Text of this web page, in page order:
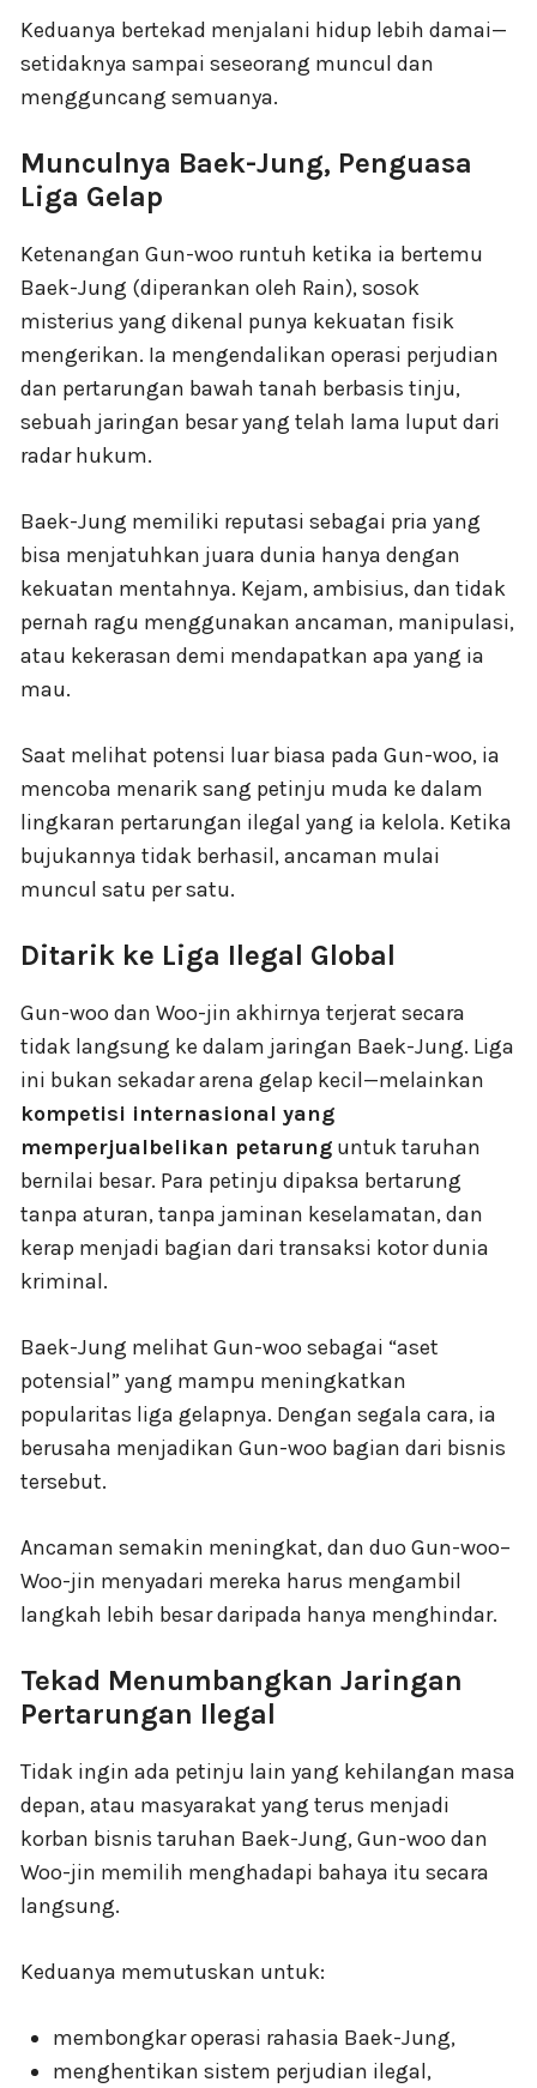
Keduanya bertekad menjalani hidup lebih damai—
setidaknya sampai seseorang muncul dan
mengguncang semuanya.
Munculnya Baek-Jung, Penguasa
Liga Gelap
Ketenangan Gun-woo runtuh ketika ia bertemu
Baek-Jung (diperankan oleh Rain), sosok
misterius yang dikenal punya kekuatan fisik
mengerikan. Ia mengendalikan operasi perjudian
dan pertarungan bawah tanah berbasis tinju,
sebuah jaringan besar yang telah lama luput dari
radar hukum.
Baek-Jung memiliki reputasi sebagai pria yang
bisa menjatuhkan juara dunia hanya dengan
kekuatan mentahnya. Kejam, ambisius, dan tidak
pernah ragu menggunakan ancaman, manipulasi,
atau kekerasan demi mendapatkan apa yang ia
mau.
Saat melihat potensi luar biasa pada Gun-woo, ia
mencoba menarik sang petinju muda ke dalam
lingkaran pertarungan ilegal yang ia kelola. Ketika
bujukannya tidak berhasil, ancaman mulai
muncul satu per satu.
Ditarik ke Liga Ilegal Global
Gun-woo dan Woo-jin akhirnya terjerat secara
tidak langsung ke dalam jaringan Baek-Jung. Liga
ini bukan sekadar arena gelap kecil—melainkan
kompetisi internasional yang
memperjualbelikan petarung untuk taruhan
bernilai besar. Para petinju dipaksa bertarung
tanpa aturan, tanpa jaminan keselamatan, dan
kerap menjadi bagian dari transaksi kotor dunia
kriminal.
Baek-Jung melihat Gun-woo sebagai “aset
potensial” yang mampu meningkatkan
popularitas liga gelapnya. Dengan segala cara, ia
berusaha menjadikan Gun-woo bagian dari bisnis
tersebut.
Ancaman semakin meningkat, dan duo Gun-woo–
Woo-jin menyadari mereka harus mengambil
langkah lebih besar daripada hanya menghindar.
Tekad Menumbangkan Jaringan
Pertarungan Ilegal
Tidak ingin ada petinju lain yang kehilangan masa
depan, atau masyarakat yang terus menjadi
korban bisnis taruhan Baek-Jung, Gun-woo dan
Woo-jin memilih menghadapi bahaya itu secara
langsung.
Keduanya memutuskan untuk:
membongkar operasi rahasia Baek-Jung,
menghentikan sistem perjudian ilegal,